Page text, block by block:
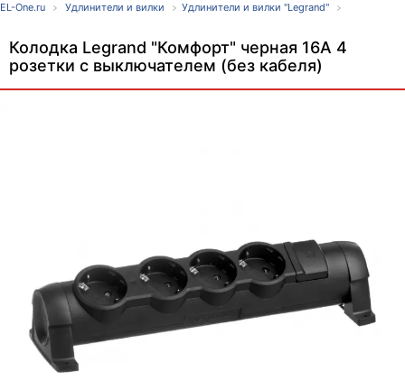
EL-One.ru Удлинители и вилки Удлинители и вилки "Legrand"
Колодка Legrand "Комфорт" черная 16А 4
розетки с выключателем (без кабеля)